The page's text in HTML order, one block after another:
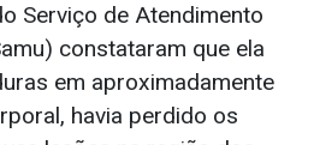
Serviço de Atendimento
constataram que ela
em aproximadamente
havia perdido os